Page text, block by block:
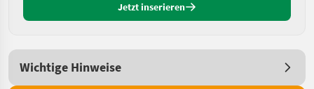
Jetzt inserieren
Wichtige Hinweise